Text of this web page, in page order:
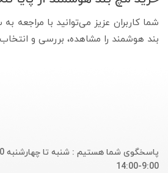
شما کاربران عزیز می‌توانید با مراجعه به
بند هوشمند را مشاهده، بررسی و
9:00-14:00